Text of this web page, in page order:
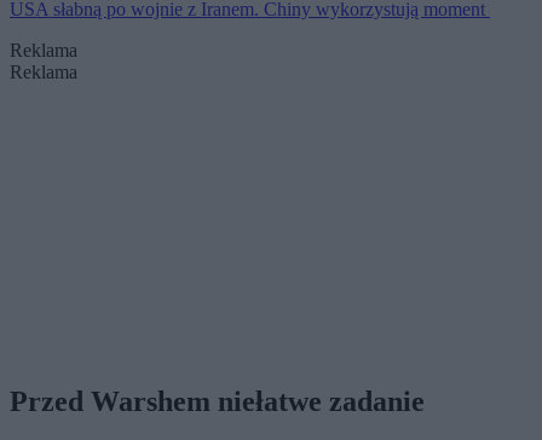
USA słabną po wojnie z Iranem. Chiny wykorzystują moment
Reklama
Reklama
Przed Warshem niełatwe zadanie